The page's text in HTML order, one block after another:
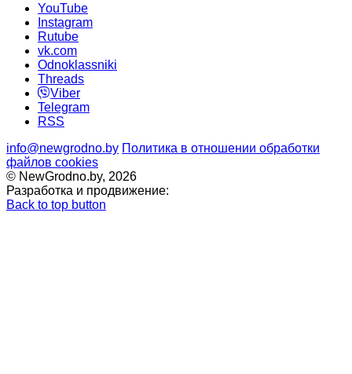
YouTube
Instagram
Rutube
vk.com
Odnoklassniki
Threads
Viber
Telegram
RSS
info@newgrodno.by Политика в отношении обработки
файлов cookies
© NewGrodno.by, 2026
Разработка и продвижение:
Back to top button